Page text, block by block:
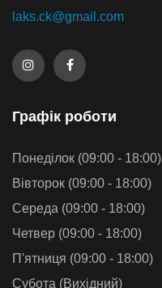
laks.ck@gmail.com
Графiк роботи
Понеділок (09:00 - 18:00)
Вівторок (09:00 - 18:00)
Середа (09:00 - 18:00)
Четвер (09:00 - 18:00)
П'ятниця (09:00 - 18:00)
Субота (Вихідний)